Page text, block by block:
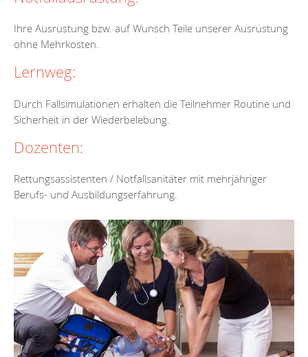
Ihre Ausrüstung bzw. auf Wunsch Teile unserer Ausrüstung
ohne Mehrkosten.
Lernweg:
Durch Fallsimulationen erhalten die Teilnehmer Routine und
Sicherheit in der Wiederbelebung.
Dozenten:
Rettungsassistenten / Notfallsanitäter mit mehrjähriger
Berufs- und Ausbildungserfahrung.